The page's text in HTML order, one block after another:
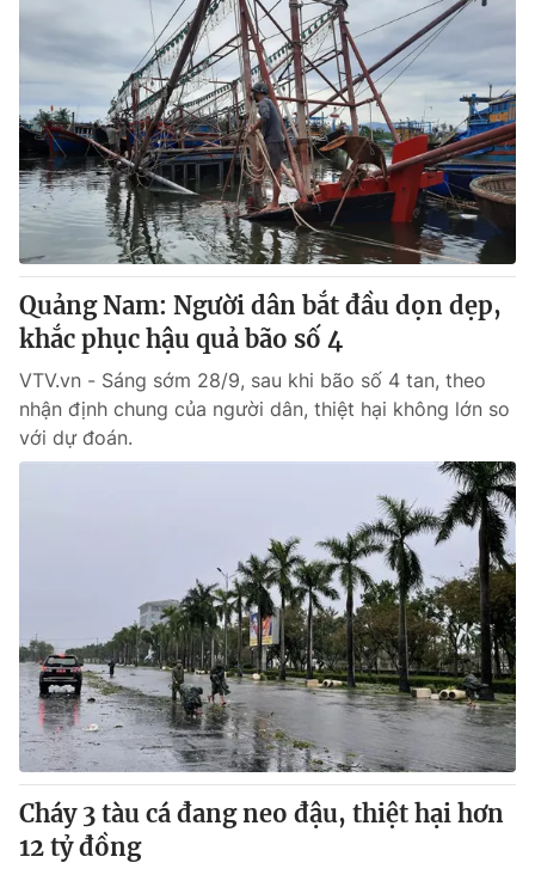
Giải sao mai
Sao
Làm đẹp
Chất lượng cuộc sống
Tuyển sinh
Học trực tuyến
Công nghệ
Hitech Công nghệ tương lai
Sản phẩm
Thị trường
Tư vấn
Giao lưu trực tuyến
Lịch phát sóng
Chuyên mục khác
Emagazine Podcast
Photo Infographic
VTV Thể thao
VTV Sức khoẻ Bất động sản
Thị trường 24h Tấm lòng Việt
VTV4 Vươn mình bằng AI
VTV9
Quảng Nam: Người dân bắt đầu dọn dẹp,
khắc phục hậu quả bão số 4
VTV.vn - Sáng sớm 28/9, sau khi bão số 4 tan, theo
nhận định chung của người dân, thiệt hại không lớn so
với dự đoán.
Cháy 3 tàu cá đang neo đậu, thiệt hại hơn
12 tỷ đồng